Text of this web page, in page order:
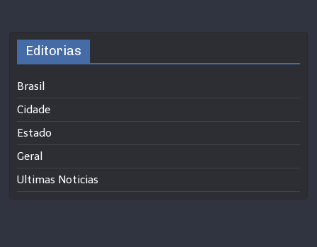
Editorias
Brasil
Cidade
Estado
Geral
Ultimas Noticias